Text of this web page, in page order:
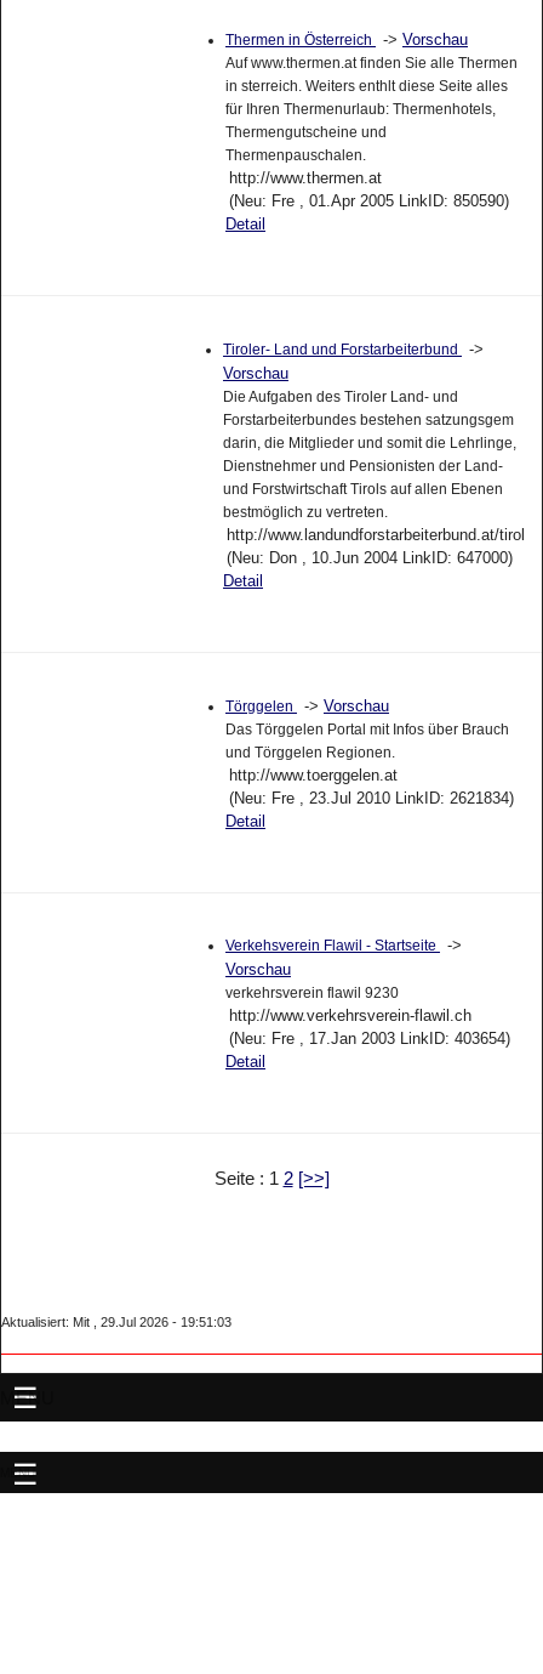
Thermen in Österreich -> Vorschau
Auf www.thermen.at finden Sie alle Thermen
in sterreich. Weiters enthlt diese Seite alles
für Ihren Thermenurlaub: Thermenhotels,
Thermengutscheine und
Thermenpauschalen.
http://www.thermen.at
(Neu: Fre , 01.Apr 2005 LinkID: 850590)
Detail
Tiroler- Land und Forstarbeiterbund
->
Vorschau
Die Aufgaben des Tiroler Land- und
Forstarbeiterbundes bestehen satzungsgem
darin, die Mitglieder und somit die Lehrlinge,
Dienstnehmer und Pensionisten der Land-
und Forstwirtschaft Tirols auf allen Ebenen
bestmöglich zu vertreten.
http://www.landundforstarbeiterbund.at/tirol
(Neu: Don , 10.Jun 2004 LinkID: 647000)
Detail
Törggelen -> Vorschau
Das Törggelen Portal mit Infos über Brauch
und Törggelen Regionen.
http://www.toerggelen.at
(Neu: Fre , 23.Jul 2010 LinkID: 2621834)
Detail
Verkehsverein Flawil - Startseite
->
Vorschau
verkehrsverein flawil 9230
http://www.verkehrsverein-flawil.ch
(Neu: Fre , 17.Jan 2003 LinkID: 403654)
Detail
Seite : 1 2 [>>]
Aktualisiert: Mit , 29.Jul 2026 - 19:51:03
MENU
MENU